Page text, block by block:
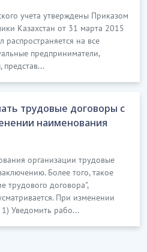
учета утверждены Приказом
Казахстан от 31 марта 2015
на все
предприниматели,
трудовые договоры с
наименования
организации трудовые
Более того, такое
трудового договора",
При изменении
Уведомить рабо...